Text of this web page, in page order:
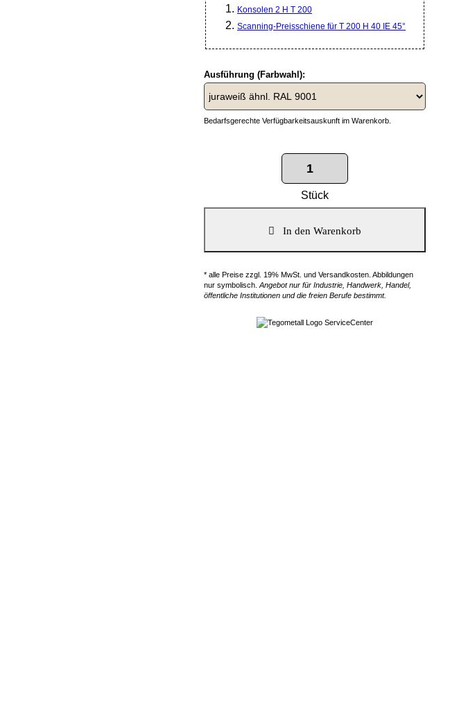
Konsolen 2 H T 200
Scanning-Preisschiene für T 200 H 40 IE 45°
Ausführung (Farbwahl):
Bedarfsgerechte Verfügbarkeitsauskunft im Warenkorb.
Stück
* alle Preise zzgl. 19% MwSt. und Versandkosten. Abbildungen
nur symbolisch. Angebot nur für Industrie, Handwerk, Handel,
öffentliche Institutionen und die freien Berufe bestimmt.